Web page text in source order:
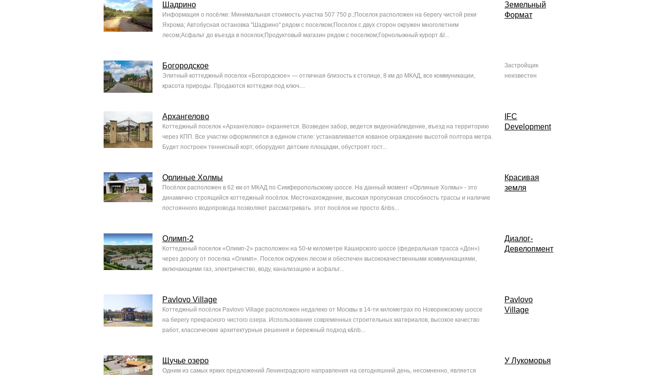
Шадрино
Информация о посёлке: Минимальная стоимость участка 507 750 р.;Поселок расположен на берегу чистой реки
Яхрома; Автобусная остановка "Шадрино" рядом с поселком;Поселок c двух сторон окружен многолетним
лесом;Асфальт до въезда в поселок;Продуктовый магазин рядом с поселком;Горнолыжный курорт &l...
Земельный
Формат
Богородское
Элитный коттеджный поселок «Богородское» — отличная близость к столице, 8 км до МКАД, все коммуникации,
красота природы. Продаются коттеджи под ключ....
Застройщик
неизвестен
Архангелово
Коттеджный поселок «Архангелово» охраняется. Возведен забор, ведется видеонаблюдение, въезд на территорию
через КПП. Все участки оформляются в едином стиле: устанавливается кованое ограждение высотой полтора метра.
Будет построен теннисный корт, оборудуют детские площадки, обустроят гост...
IFC
Development
Орлиные Холмы
Посёлок расположен в 62 км от МКАД по Симферопольскому шоссе. На данный момент «Орлиные Холмы» - это
динамично строящийся коттеджный посёлок. Местонахождение, высокая пропускная способность трассы и наличие
постоянного водопровода позволяют рассматривать этот посёлок не просто &nbs...
Красивая
земля
Олимп-2
Коттеджный поселок «Олимп-2» расположен на 50-м километре Каширского шоссе (федеральная трасса «Дон»)
через дорогу от поселка «Олимп». Поселок окружен лесом и обеспечен высококачественными коммуникациями,
включающими газ, электричество, воду, канализацию и асфальт...
Диалог-
Девелопмент
Pavlovo Village
Коттеджный посёлок Pavlovo Village расположен недалеко от Москвы в 14-ти километрах по Новорижскому шоссе
на берегу прекрасного чистого озера. Использование современных строительных материалов, высокое качество
работ, классические архитектурные решения и бережный подход к&nb...
Pavlovo
Village
Щучье озеро
Одним из самых ярких предложений Ленинградского направления на сегодняшний день, несомненно, является
У Лукоморья